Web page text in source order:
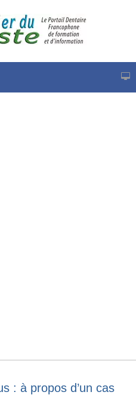
: à propos d’un cas